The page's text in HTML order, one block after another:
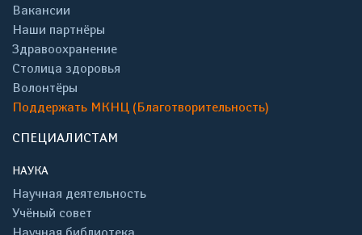
Вакансии
Наши партнёры
Здравоохранение
Столица здоровья
Волонтёры
Поддержать МКНЦ (Благотворительность)
СПЕЦИАЛИСТАМ
НАУКА
Научная деятельность
Учёный совет